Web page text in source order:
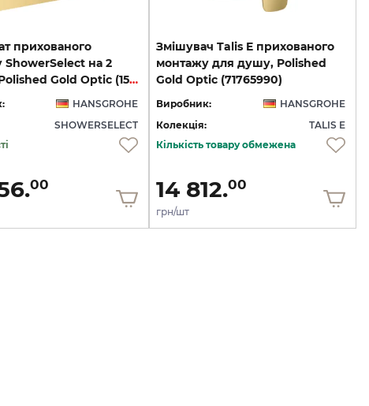
прихованого
ShowerSelect на 2
клавіші Polished Gold Optic (15763990)
HANSGROHE
SHOWERSELECT
00
Змішувач Talis E прихованого
монтажу для душу, Polished
Gold Optic (71765990)
Виробник:
HANSGROHE
Колекція:
TALIS E
Кількість товару обмежена
14 812.00
грн/шт